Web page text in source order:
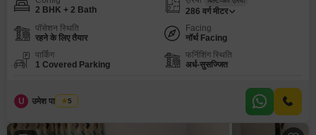
2 BHK + 2 Bath
286 वर्ग मीटर
पॉसेशन स्थिति
रहने के लिए तैयार
Facing
नॉर्थ Facing
पार्किंग
1 Covered Parking
फर्निशिंग स्थिति
अर्ध-सुसज्जित
U उमेश पाल यादव
5